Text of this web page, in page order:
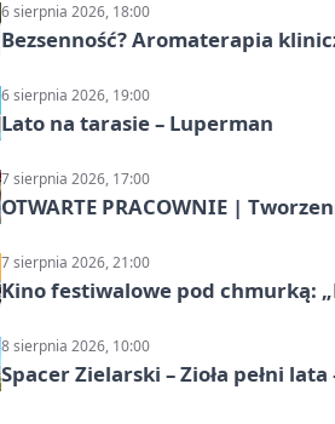
6 sierpnia 2026, 18:00
Bezsenność? Aromaterapia
6 sierpnia 2026, 19:00
Lato na tarasie – Luperman
7 sierpnia 2026, 17:00
OTWARTE PRACOWNIE |
7 sierpnia 2026, 21:00
Kino festiwalowe pod chmurką:
8 sierpnia 2026, 10:00
Spacer Zielarski – Zioła pełni